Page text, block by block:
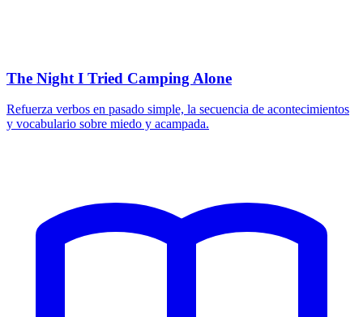
The Night I Tried Camping Alone
Refuerza verbos en pasado simple, la secuencia de acontecimientos
y vocabulario sobre miedo y acampada.